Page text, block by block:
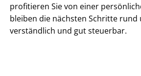
profitieren Sie von einer
bleiben die nächsten Schritte
verständlich und gut steuerbar.